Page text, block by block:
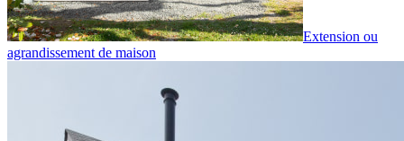
Extension ou
agrandissement de maison